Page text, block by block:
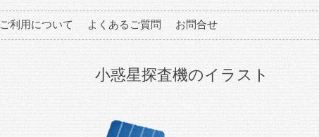
ご利用について よくあるご質問 お問合せ
小惑星探査機のイラスト